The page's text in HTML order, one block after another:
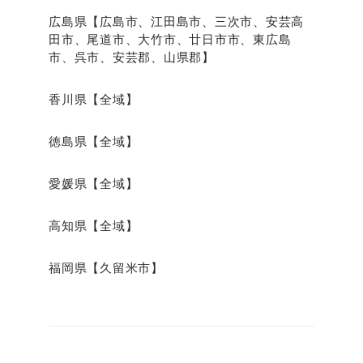
広島県【広島市、江田島市、三次市、安芸高
田市、尾道市、大竹市、廿日市市、東広島
市、呉市、安芸郡、山県郡】
香川県【全域】
徳島県【全域】
愛媛県【全域】
高知県【全域】
福岡県【久留米市】